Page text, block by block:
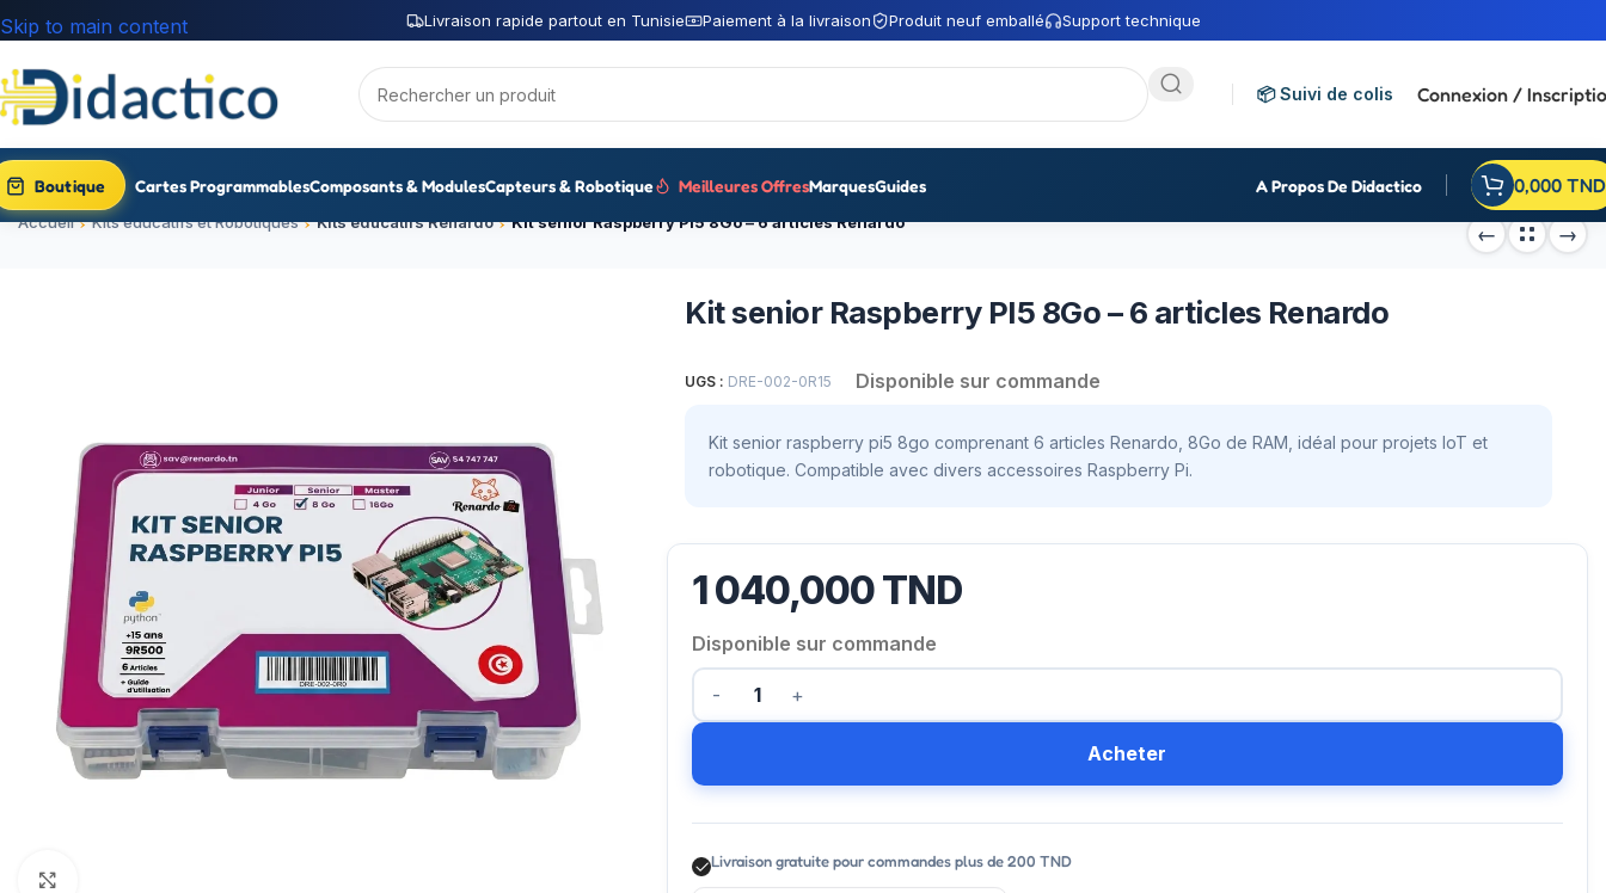
Livraison rapide partout en Tunisie Paiement à la livraison Produit neuf emballé Support technique
Skip to main content
📦 Suivi de colis Connexion /
Boutique Cartes ProgrammablesComposants & ModulesCapteurs & Robotique Meilleures OffresMarquesGuides A Propos De Didactico 0,000 TND
Accueil Kits éducatifs et Robotiques Kits éducatifs Renardo Kit senior Raspberry PI5 8Go – 6 articles Renardo
Kit senior Raspberry PI5 8Go – 6 articles Renardo
UGS : DRE-002-0R15 Disponible sur commande
Kit senior raspberry pi5 8go comprenant 6 articles Renardo, 8Go de RAM, idéal pour projets IoT et
robotique. Compatible avec divers accessoires Raspberry Pi.
1 040,000TND
Disponible sur commande
Acheter
Livraison gratuite pour commandes plus de 200 TND